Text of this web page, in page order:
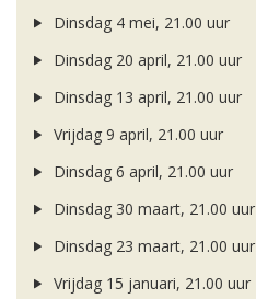
Dinsdag 4 mei, 21.00 uur
Dinsdag 20 april, 21.00 uur
Dinsdag 13 april, 21.00 uur
Vrijdag 9 april, 21.00 uur
Dinsdag 6 april, 21.00 uur
Dinsdag 30 maart, 21.00 uur
Dinsdag 23 maart, 21.00 uur
Vrijdag 15 januari, 21.00 uur